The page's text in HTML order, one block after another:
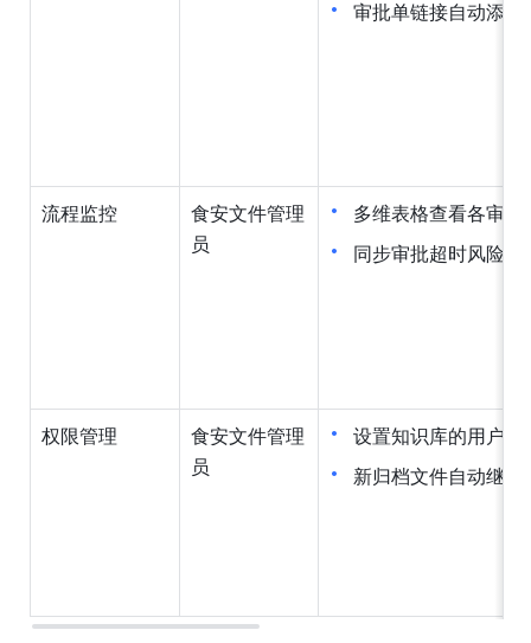
审批单链接自动添加
流程监控
食安文件管理
员
多维表格查看各审批
同步审批超时风险
权限管理
食安文件管理
员
设置知识库的用户权
新归档文件自动继承